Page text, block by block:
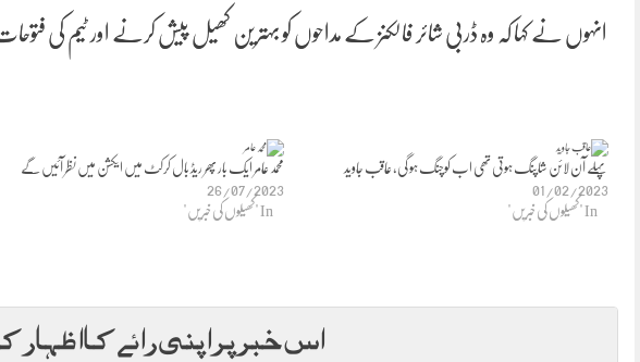
انہوں نے کہا کہ وہ ڈربی شائر فالکنز کے مداحوں کو بہترین کھیل پیش کرنے اور ٹیم کی
محمد عامر ایک بار پھر ریڈ بال کرکٹ میں ایکشن میں نظر آئیں گے
26/07/2023
In "کھیلوں کی خبریں"
پہلے آن لائن شاپنگ ہوتی تھی اب کوچنگ ہو گی، عاقب جاوید
01/02/2023
In "کھیلوں کی خبریں"
اس خبر پر اپنی رائے کا اظہار